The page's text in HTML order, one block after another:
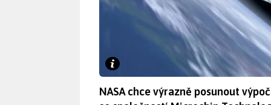
NASA chce výrazně posunout